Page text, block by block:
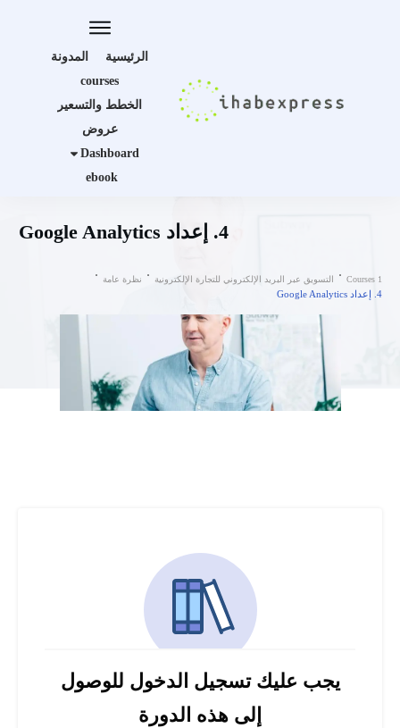
الرئيسية
المدونة
courses
الخطط والتسعير
عروض
Dashboard
ebook
4. إعداد Google Analytics
Courses 1 التسويق عبر البريد الإلكتروني للتجارة الإلكترونية نظرة عامة
4. إعداد Google Analytics
يجب عليك تسجيل الدخول للوصول
إلى هذه الدورة